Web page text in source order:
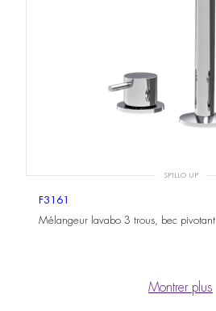
SPILLO UP
F3161
Mélangeur lavabo 3 trous, bec pivotant
Montrer plus